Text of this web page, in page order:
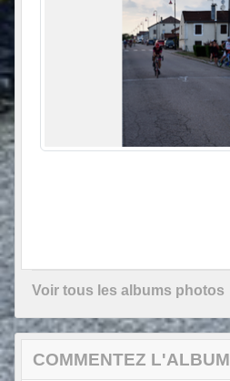
Voir tous les albums photos
COMMENTEZ L'ALBUM